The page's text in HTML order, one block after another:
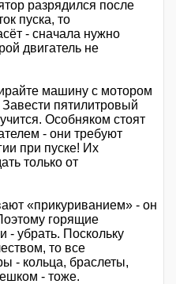
разрядился после
пуска, то
- сначала нужно
двигатель не
машину с мотором
пятилитровый
Особняком стоят
- они требуют
при пуске! Их
только от
«прикуриванием» - он
горящие
- убрать. Поскольку
то все
- кольца, браслеты,
- тоже.